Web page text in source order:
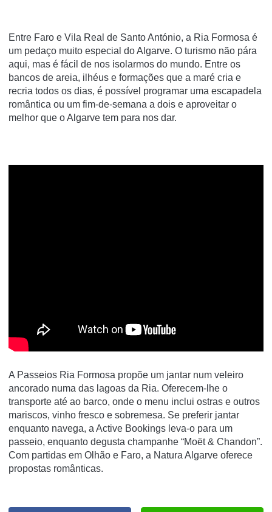
Entre Faro e Vila Real de Santo António, a Ria Formosa é
um pedaço muito especial do Algarve. O turismo não pára
aqui, mas é fácil de nos isolarmos do mundo. Entre os
bancos de areia, ilhéus e formações que a maré cria e
recria todos os dias, é possível programar uma escapadela
romântica ou um fim-de-semana a dois e aproveitar o
melhor que o Algarve tem para nos dar.
A Passeios Ria Formosa propõe um jantar num veleiro
ancorado numa das lagoas da Ria. Oferecem-lhe o
transporte até ao barco, onde o menu inclui ostras e outros
mariscos, vinho fresco e sobremesa. Se preferir jantar
enquanto navega, a Active Bookings leva-o para um
passeio, enquanto degusta champanhe “Moët & Chandon”.
Com partidas em Olhão e Faro, a Natura Algarve oferece
propostas românticas.